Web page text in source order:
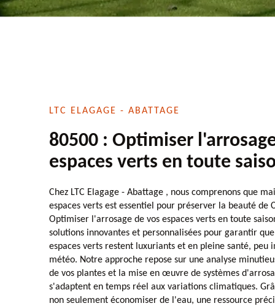
LTC ELAGAGE - ABATTAGE
80500 : Optimiser
espaces verts en toute
Chez LTC Elagage - Abattage , nous comprenons que
espaces verts est essentiel pour préserver la beauté de
Optimiser l'arrosage de vos espaces verts en toute
solutions innovantes et personnalisées pour garantir
espaces verts restent luxuriants et en pleine santé, peu
météo. Notre approche repose sur une analyse
de vos plantes et la mise en œuvre de systèmes
s'adaptent en temps réel aux variations climatiques.
non seulement économiser de l'eau, une ressource